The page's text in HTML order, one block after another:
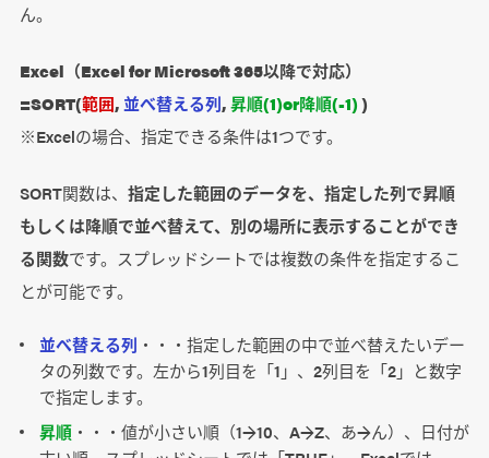
ん。
Excel（Excel for Microsoft 365以降で対応）
=SORT(範囲, 並べ替える列,昇順(1)or降順(-1))
※Excelの場合、指定できる条件は1つです。
SORT関数は、 指定した範囲のデータを、指定した列で昇順
もしくは降順で並べ替えて、別の場所に表示することができ
る関数です。スプレッドシートでは複数の条件を指定するこ
とが可能です。
並べ替える列 ・・・指定した範囲の中で並べ替えたいデー
タの列数です。左から1列目を「1」、2列目を「2」と数字
で指定します。
昇順・・・値が小さい順（1→10、A→Z、あ→ん）、日付が